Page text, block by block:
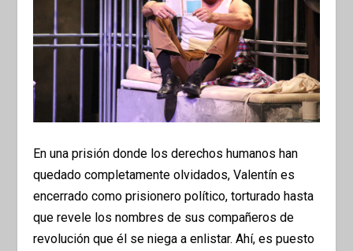
En una prisión donde los derechos humanos han
quedado completamente olvidados, Valentín es
encerrado como prisionero político, torturado hasta
que revele los nombres de sus compañeros de
revolución que él se niega a enlistar. Ahí, es puesto